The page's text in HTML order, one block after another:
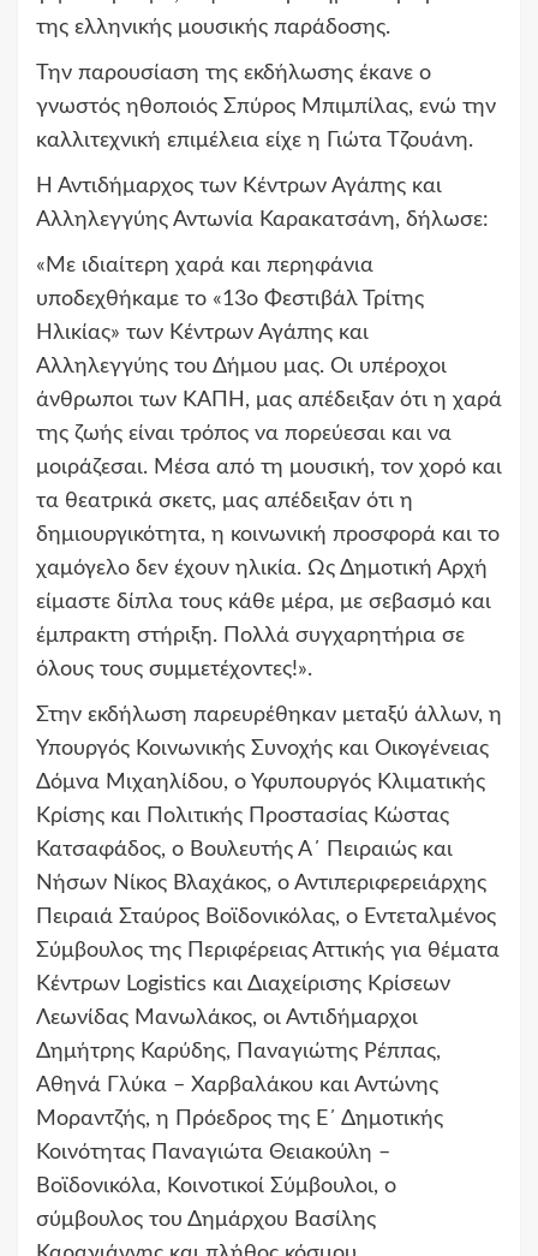
της ελληνικής μουσικής παράδοσης.
Την παρουσίαση της εκδήλωσης έκανε ο
γνωστός ηθοποιός Σπύρος Μπιμπίλας, ενώ την
καλλιτεχνική επιμέλεια είχε η Γιώτα Τζουάνη.
Η Αντιδήμαρχος των Κέντρων Αγάπης και
Αλληλεγγύης Αντωνία Καρακατσάνη, δήλωσε:
«Με ιδιαίτερη χαρά και περηφάνια
υποδεχθήκαμε το «13ο Φεστιβάλ Τρίτης
Ηλικίας» των Κέντρων Αγάπης και
Αλληλεγγύης του Δήμου μας. Οι υπέροχοι
άνθρωποι των ΚΑΠΗ, μας απέδειξαν ότι η χαρά
της ζωής είναι τρόπος να πορεύεσαι και να
μοιράζεσαι. Μέσα από τη μουσική, τον χορό και
τα θεατρικά σκετς, μας απέδειξαν ότι η
δημιουργικότητα, η κοινωνική προσφορά και το
χαμόγελο δεν έχουν ηλικία. Ως Δημοτική Αρχή
είμαστε δίπλα τους κάθε μέρα, με σεβασμό και
έμπρακτη στήριξη. Πολλά συγχαρητήρια σε
όλους τους συμμετέχοντες!».
Στην εκδήλωση παρευρέθηκαν μεταξύ άλλων, η
Υπουργός Κοινωνικής Συνοχής και Οικογένειας
Δόμνα Μιχαηλίδου, ο Υφυπουργός Κλιματικής
Κρίσης και Πολιτικής Προστασίας Κώστας
Κατσαφάδος, ο Βουλευτής Α΄ Πειραιώς και
Νήσων Νίκος Βλαχάκος, ο Αντιπεριφερειάρχης
Πειραιά Σταύρος Βοϊδονικόλας, ο Εντεταλμένος
Σύμβουλος της Περιφέρειας Αττικής για θέματα
Κέντρων Logistics και Διαχείρισης Κρίσεων
Λεωνίδας Μανωλάκος, οι Αντιδήμαρχοι
Δημήτρης Καρύδης, Παναγιώτης Ρέππας,
Αθηνά Γλύκα – Χαρβαλάκου και Αντώνης
Μοραντζής, η Πρόεδρος της Ε΄ Δημοτικής
Κοινότητας Παναγιώτα Θειακούλη –
Βοϊδονικόλα, Κοινοτικοί Σύμβουλοι, ο
σύμβουλος του Δημάρχου Βασίλης